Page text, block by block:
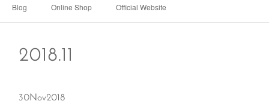
Blog Online Shop Official Website
2018.11
30Nov2018